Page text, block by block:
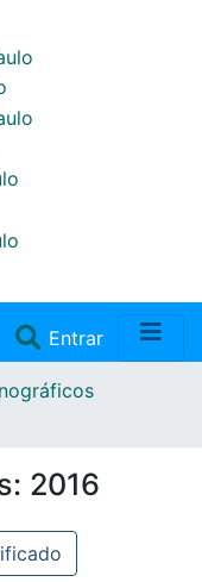
Entrar(current)
2016